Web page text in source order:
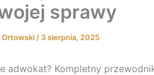
sprawy
Ortowski / 3 sierpnia, 2025
adwokat? Kompletny